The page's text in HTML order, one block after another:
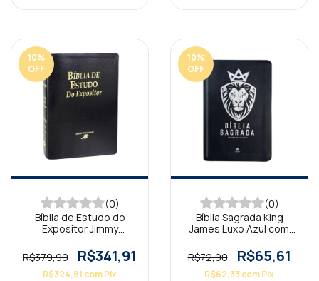
10%
OFF
(0)
Bíblia de Estudo do
Expositor Jimmy
R$379,90
R$341,91
R$324,81 comPix
10%
OFF
(0)
Bíblia Sagrada King
James Luxo Azul com
R$72,90
R$65,61
R$62,33comPix